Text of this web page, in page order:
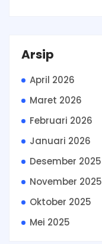
Arsip
April 2026
Maret 2026
Februari 2026
Januari 2026
Desember 2025
November 2025
Oktober 2025
Mei 2025